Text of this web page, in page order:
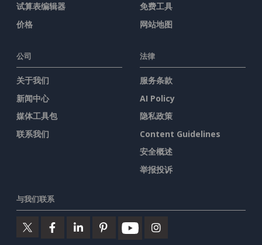
试算表编辑器
价格
免费工具
网站地图
公司
关于我们
新闻中心
媒体工具包
联系我们
法律
服务条款
AI Policy
隐私政策
Content Guidelines
安全概述
举报投诉
与我们联系